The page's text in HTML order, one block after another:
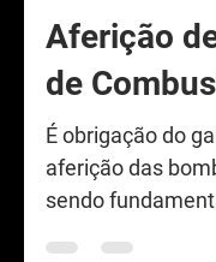
INMETRO
Aferição
de
É obrigação do
aferição das
sendo